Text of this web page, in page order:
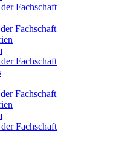
Fachschaft
Fachschaft
Fachschaft
Fachschaft
Fachschaft